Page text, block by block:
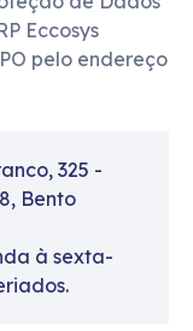
Eccosys
pelo endereço
325 -
Bento
à sexta-